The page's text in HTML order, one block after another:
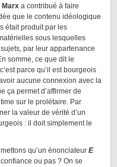
Marx a contribué à faire
que le contenu idéologique
était produit par les
sous lesquelles
par leur appartenance
somme, ce que dit le
parce qu’il est bourgeois
aucune connexion avec la
ça permet d’affirmer de
sur le prolétaire. Par
la valeur de vérité d’un
: il doit simplement le
qu’un énonciateur E
ou pas ? On se